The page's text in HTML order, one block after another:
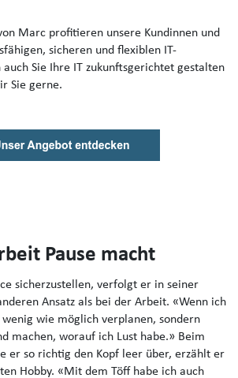
Marc profitieren unsere Kundinnen und
sicheren und flexiblen IT-
auch Sie Ihre IT zukunftsgerichtet gestalten
Sie gerne.
Pause macht
sicherzustellen, verfolgt er in seiner
Ansatz als bei der Arbeit. «Wenn ich
wie möglich verplanen, sondern
machen, worauf ich Lust habe.» Beim
er so richtig den Kopf leer über, erzählt er
Hobby. «Mit dem Töff habe ich auch